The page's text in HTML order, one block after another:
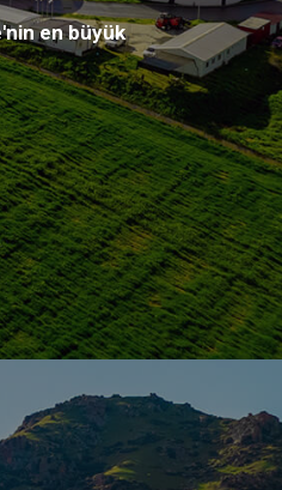
en büyük